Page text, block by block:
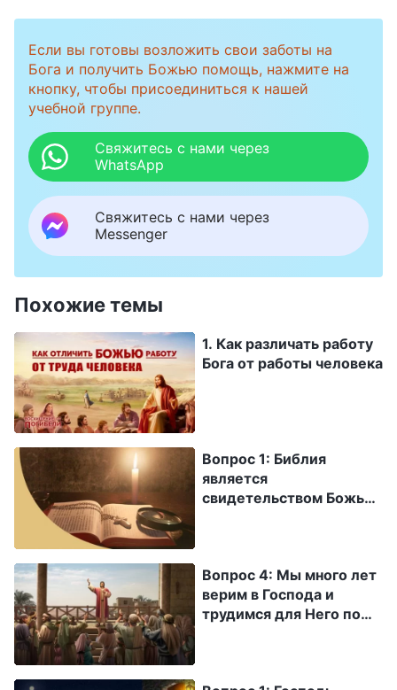
Если вы готовы возложить свои заботы на
Бога и получить Божью помощь, нажмите на
кнопку, чтобы присоединиться к нашей
учебной группе.
Свяжитесь с нами через
WhatsApp
Свяжитесь с нами через
Messenger
Похожие темы
1. Как различать работу
Бога от работы человека
Вопрос 1: Библия
является
свидетельством Божьей
Библию, мы поняли, что
Бог — это Творец всего,
мы узрели чудеса и
Вопрос 4: Мы много лет
верим в Господа и
трудимся для Него по